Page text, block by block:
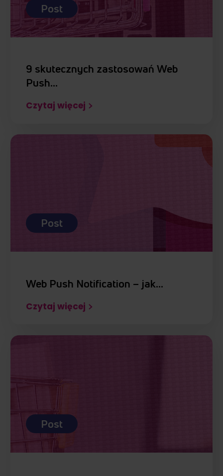
Post
9 skutecznych zastosowań Web
Push…
Czytaj więcej
Post
Web Push Notification – jak…
Czytaj więcej
Post